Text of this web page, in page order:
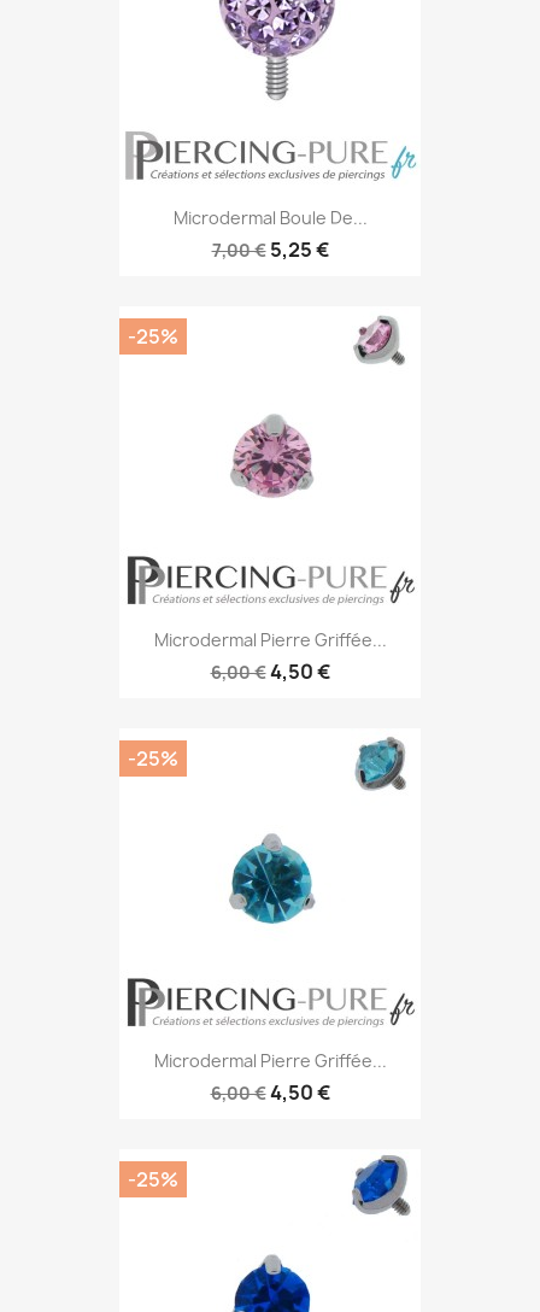
Microdermal Boule De...
7,00 € 5,25 €
Microdermal Pierre Griffée...
6,00 €4,50 €
-25%
Microdermal Pierre Griffée...
6,00 €4,50 €
-25%
-25%